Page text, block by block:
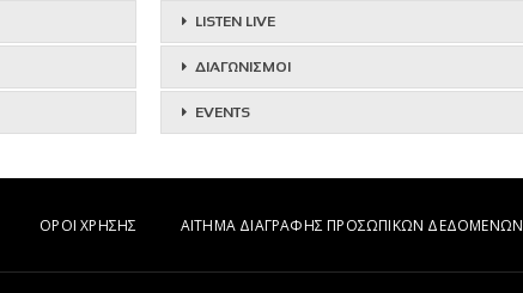
LISTEN LIVE
ΔΙΑΓΩΝΙΣΜΟΙ
EVENTS
ΟΡΟΙ ΧΡΗΣΗΣ ΑΙΤΗΜΑ ΔΙΑΓΡΑΦΗΣ ΠΡΟΣΩΠΙΚΩΝ ΔΕΔΟΜΕΝΩΝ